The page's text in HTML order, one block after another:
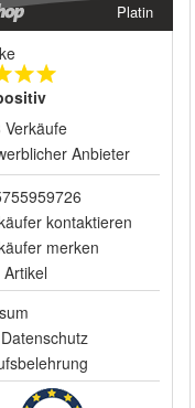
Platin
Verkäufe
er Anbieter
kontaktieren
merken
Artikel
Datenschutz